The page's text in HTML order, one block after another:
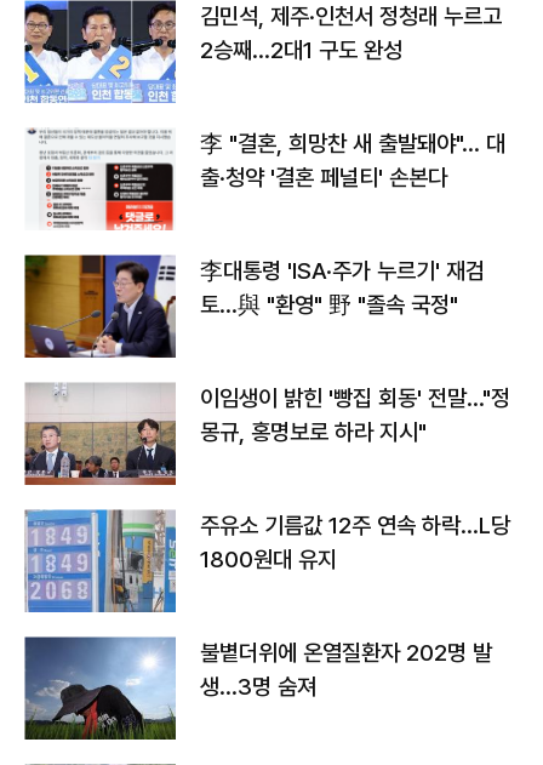
김민석, 제주·인천서 정청래 누르고
2승째…2대1 구도 완성
李 "결혼, 희망찬 새 출발돼야"… 대
출·청약 '결혼 페널티' 손본다
李대통령 'ISA·주가 누르기' 재검
토…與 "환영" 野 "졸속 국정"
이임생이 밝힌 '빵집 회동' 전말…"정
몽규, 홍명보로 하라 지시"
주유소 기름값 12주 연속 하락…L당
1800원대 유지
불볕더위에 온열질환자 202명 발
생…3명 숨져